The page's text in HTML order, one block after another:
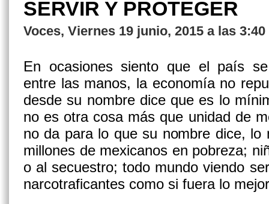
SERVIR Y PROTEGER
Voces, Viernes 19 junio, 2015 a las
En ocasiones siento que el país
entre las manos, la economía no
desde su nombre dice que es lo
no es otra cosa más que unidad de
no da para lo que su nombre dice, lo
millones de mexicanos en pobreza;
o al secuestro; todo mundo viendo
narcotraficantes como si fuera lo